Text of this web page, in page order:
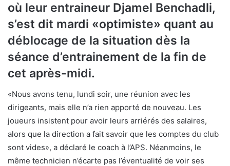
où leur entraineur Djamel Benchadli,
s’est dit mardi «optimiste» quant au
déblocage de la situation dès la
séance d’entrainement de la fin de
cet après-midi.
«Nous avons tenu, lundi soir, une réunion avec les
dirigeants, mais elle n’a rien apporté de nouveau. Les
joueurs insistent pour avoir leurs arriérés des salaires,
alors que la direction a fait savoir que les comptes du club
sont vides», a déclaré le coach à l’APS. Néanmoins, le
même technicien n’écarte pas l’éventualité de voir ses